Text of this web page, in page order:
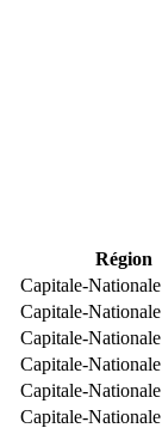
Région
Capitale-Nationale
Capitale-Nationale
Capitale-Nationale
Capitale-Nationale
Capitale-Nationale
Capitale-Nationale